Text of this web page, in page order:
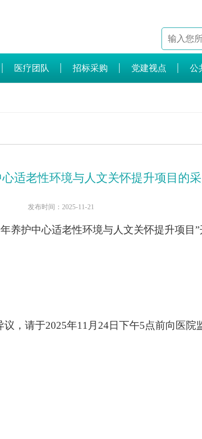
医疗团队 招标采购 党建视点 公
适老性环境与人文关怀提升项目的
发布时间：2025-11-21
养护中心适老性环境与人文关怀提升项目
议，请于2025年11月 24日下午5点前向医院